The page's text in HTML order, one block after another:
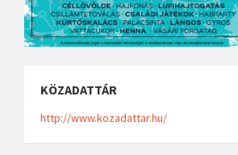
KÖZADATTÁR
http://www.kozadattar.hu/